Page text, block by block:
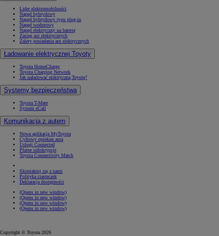
Lider elektromobilności
Napęd hybrydowy
Napęd hybrydowy typu plug-in
Napęd wodorowy
Napęd elektryczny na baterię
Zasięg aut elektrycznych
Zalety posiadania aut elektrycznych
Ładowanie elektrycznej Toyoty
Toyota HomeCharge
Toyota Charging Network
Jak naładować elektryczną Toyotę?
Systemy bezpieczeństwa
Toyota T-Mate
System eCall
Komunikacja z autem
Nowa aplikacja MyToyota
Cyfrowy opiekun auta
Usługi Connected
Płatne subskrypcje
Toyota Connectivity Match
Skontaktuj się z nami
Polityka ciasteczek
Deklaracja dostępności
(Opens in new window)
(Opens in new window)
(Opens in new window)
(Opens in new window)
Copyright © Toyota 2026